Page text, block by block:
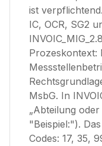
ist
IC, OCR, SG2
Prozeskontext:
MsbG. In
„Abteilung
"Beispiel:").
Codes: 17, 35,